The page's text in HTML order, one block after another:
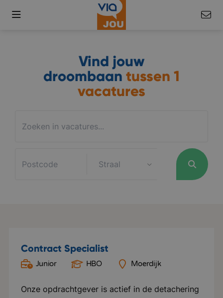
Vind jouw
droombaan tussen 1
vacatures
Contract Specialist
Junior HBO Moerdijk
Onze opdrachtgever is actief in de detachering